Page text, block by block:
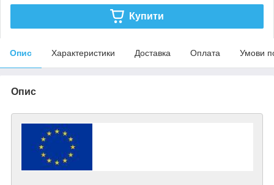
Купити
Опис Характеристики Доставка Оплата Умови
Опис